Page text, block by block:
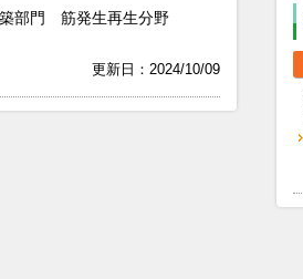
部門 筋発生再生分野
更新日：2024/10/09